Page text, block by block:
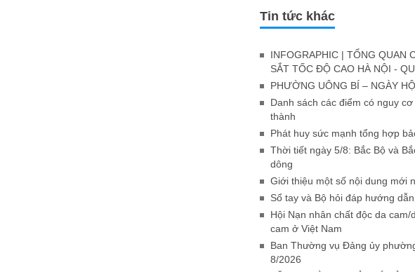
Tin tức khác
INFOGRAPHIC | TỔNG QUAN
SẮT TỐC ĐỘ CAO HÀ NỘI -
PHƯỜNG UÔNG BÍ – NGÀY
Danh sách các điểm có nguy
thành
Phát huy sức mạnh tổng hợp
Thời tiết ngày 5/8: Bắc Bộ và
dông
Giới thiệu một số nội dung mới
Sổ tay và Bộ hỏi đáp hướng
Hội Nạn nhân chất độc da
cam ở Việt Nam
Ban Thường vụ Đảng ủy
8/2026